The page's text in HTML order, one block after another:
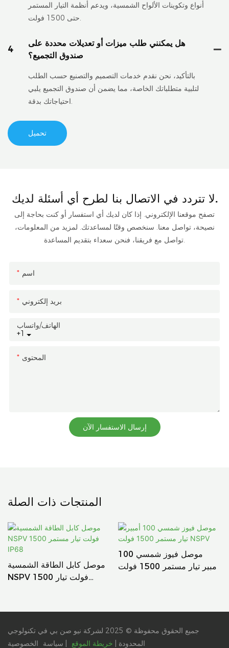
أنواع وتكوينات الألواح الشمسية، ويدعم أنظمة التيار المستمر
حتى 1500 فولت.
4
هل يمكنني طلب ميزات أو تعديلات محددة على
صندوق التجميع؟
بالتأكيد، نحن نقدم خدمات التصميم والتصنيع حسب الطلب
لتلبية متطلباتك الخاصة، مما يضمن أن صندوق التجميع يلبي
احتياجاتك بدقة.
تحميل
لا تتردد في الاتصال بنا لطرح أي أسئلة لديك.
تصفح موقعنا الإلكتروني. إذا كان لديك أي استفسار أو كنت بحاجة إلى
نصيحة، تواصل معنا. سنخصص وقتًا لمساعدتك. لمزيد من المعلومات،
تواصل مع فريقنا، فنحن سعداء بتقديم المساعدة.
اسم
بريد إلكتروني
+1
الهاتف/واتساب
المحتوى
إرسال الاستفسار الآن
المنتجات ذات الصلة
موصل كابل الطاقة الشمسية
NSPV 1500 فولت تيار
موصل فيوز شمسي 100
أمبير تيار مستمر 1500 فولت
جميع الحقوق محفوظة © 2025 لشركة نيو صن بي في تكنولوجي
المحدودة |
خريطة الموقع سياسة الخصوصية